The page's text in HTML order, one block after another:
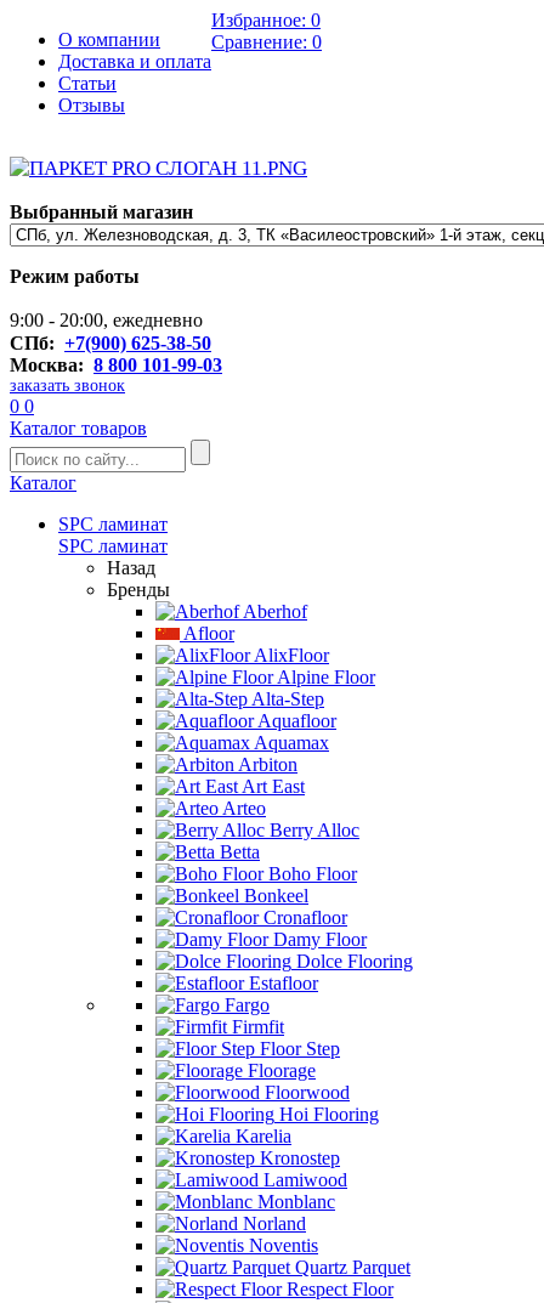
О компании
Доставка и оплата
Статьи
Отзывы
Избранное: 0
Сравнение: 0
Выбранный магазин
Режим работы
9:00 - 20:00, ежедневно
СПб: +7(900) 625-38-50
Москва: 8 800 101-99-03
заказать звонок
0 0
Каталог товаров
Каталог
SPC ламинат
SPC ламинат
Назад
Бренды
Aberhof
Afloor
AlixFloor
Alpine Floor
Alta-Step
Aquafloor
Aquamax
Arbiton
Art East
Arteo
Berry Alloc
Betta
Boho Floor
Bonkeel
Cronafloor
Damy Floor
Dolce Flooring
Estafloor
Fargo
Firmfit
Floor Step
Floorage
Floorwood
Hoi Flooring
Karelia
Kronostep
Lamiwood
Monblanc
Norland
Noventis
Quartz Parquet
Respect Floor